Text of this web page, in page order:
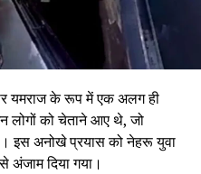
यमराज के रूप में एक अलग ही
लोगों को चेताने आए थे, जो
इस अनोखे प्रयास को नेहरू युवा
दिया गया।